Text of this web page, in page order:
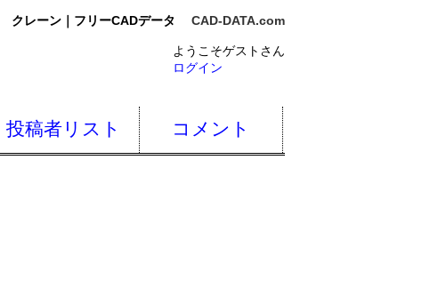
クレーン｜フリーCADデータ CAD-DATA.com
ようこそゲストさん
ログイン
投稿者リスト コメント